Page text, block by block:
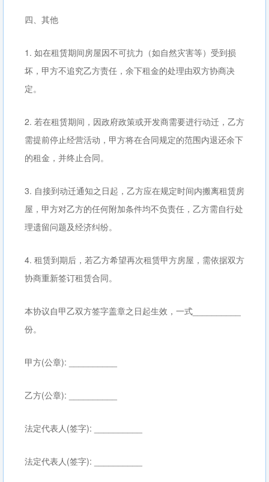
四、其他
1. 如在租赁期间房屋因不可抗力（如自然灾害等）受到损
坏，甲方不追究乙方责任，余下租金的处理由双方协商决
定。
2. 若在租赁期间，因政府政策或开发商需要进行动迁，乙方
需提前停止经营活动，甲方将在合同规定的范围内退还余下
的租金，并终止合同。
3. 自接到动迁通知之日起，乙方应在规定时间内搬离租赁房
屋，甲方对乙方的任何附加条件均不负责任，乙方需自行处
理遗留问题及经济纠纷。
4. 租赁到期后，若乙方希望再次租赁甲方房屋，需依据双方
协商重新签订租赁合同。
本协议自甲乙双方签字盖章之日起生效，一式__________
份。
甲方(公章): __________
乙方(公章): __________
法定代表人(签字): __________
法定代表人(签字): __________